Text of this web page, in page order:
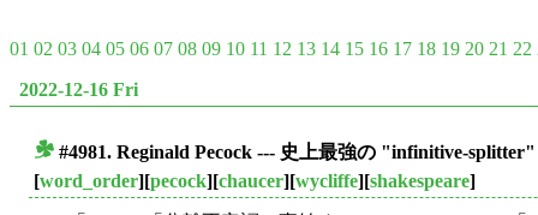
01 02 03 04 05 06 07 08 09 10 11 12 13 14 15 16 17 18 19 20 21 22
2022-12-16 Fri
#4981. Reginald Pecock --- 史上最強の "infinitive-splitter"
[word_order][pecock][chaucer][wycliffe][shakespeare]